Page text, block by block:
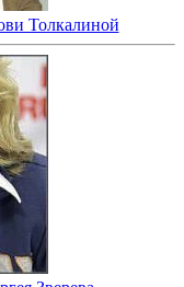
Толкалиной